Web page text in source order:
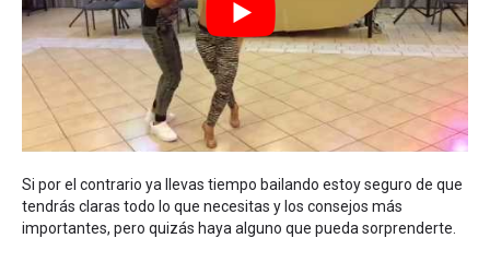
Si por el contrario ya llevas tiempo bailando estoy seguro de que
tendrás claras todo lo que necesitas y los consejos más
importantes, pero quizás haya alguno que pueda sorprenderte.